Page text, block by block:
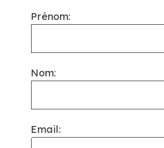
Prénom:
Nom:
Email: